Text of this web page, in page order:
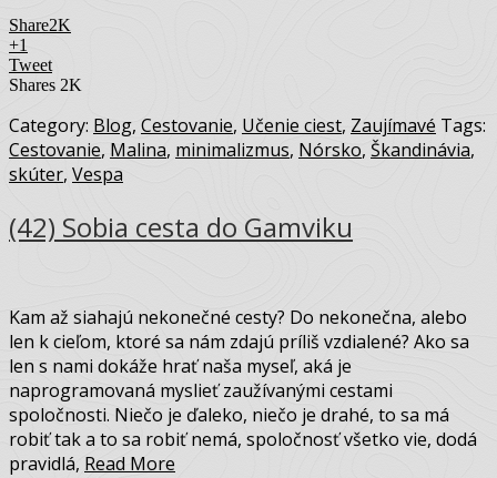
Share2K
+1
Tweet
Shares 2K
Category: Blog, Cestovanie, Učenie ciest, Zaujímavé Tags:
Cestovanie, Malina, minimalizmus, Nórsko, Škandinávia,
skúter, Vespa
(42) Sobia cesta do Gamviku
Kam až siahajú nekonečné cesty? Do nekonečna, alebo
len k cieľom, ktoré sa nám zdajú príliš vzdialené? Ako sa
len s nami dokáže hrať naša myseľ, aká je
naprogramovaná myslieť zaužívanými cestami
spoločnosti. Niečo je ďaleko, niečo je drahé, to sa má
robiť tak a to sa robiť nemá, spoločnosť všetko vie, dodá
pravidlá, Read More